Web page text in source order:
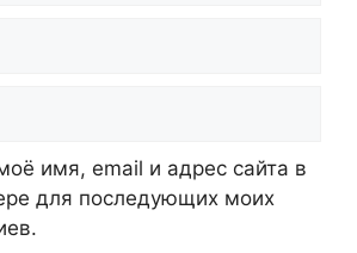
имя, email и адрес сайта в
для последующих моих